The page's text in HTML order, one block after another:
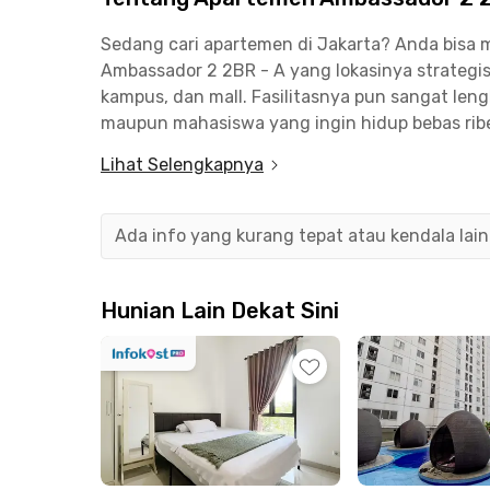
Sedang cari apartemen di Jakarta? Anda bisa
Ambassador 2 2BR - A yang lokasinya
kampus, dan mall. Fasilitasnya pun sangat
maupun mahasiswa yang ingin hidup bebas
Jika bekerja di sekitar Kuningan, Sudirman,
dalam 9 menit, sementara Universitas Bakrie
ini.
Transportasi juga bukan hal sulit jika Anda
Bendungan Hilir cuma 5 menit berkendara,
hanya 2 menit berjalan kaki. Belum lagi
mudah karena apartemen Jakarta Selatan ini
Apartemen Ambassador 2 2BR - A
kamar mandi dilengkapi bathtub, shower,
Lihat Selengkapnya
Ada info yang kurang tepat atau kendala
Hunian Lain Dekat Sini